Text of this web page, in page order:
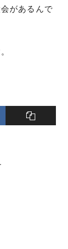
があるんで